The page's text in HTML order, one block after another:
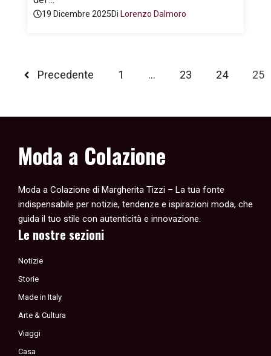
19 Dicembre 2025Di Lorenzo Dalmoro
Precedente 1 … 23 24 25
Moda a Colazione
Moda a Colazione di Margherita Tizzi – La tua fonte
indispensabile per notizie, tendenze e ispirazioni moda, che
guida il tuo stile con autenticità e innovazione.
Le nostre sezioni
Notizie
Storie
Made in Italy
Arte & Cultura
Viaggi
Casa